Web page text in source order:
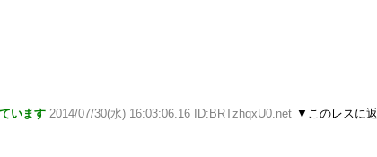
います 2014/07/30(水) 16:03:06.16 ID:BRTzhqxU0.net ▼このレスに返